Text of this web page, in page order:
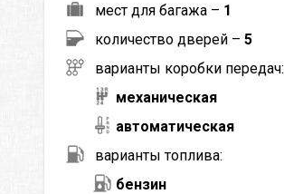
мест для багажа – 1
количество дверей – 5
варианты коробки передач:
механическая
автоматическая
варианты топлива:
бензин